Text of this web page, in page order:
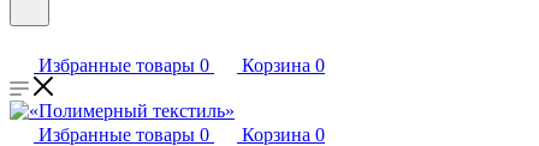
Избранные товары 0 Корзина 0
Избранные товары 0 Корзина 0